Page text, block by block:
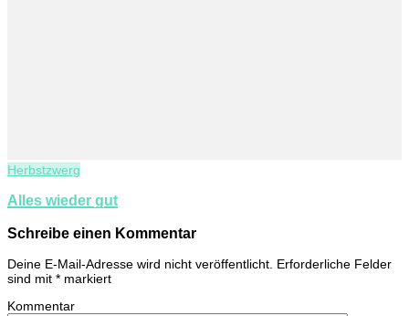
Herbstzwerg
Alles wieder gut
Schreibe einen Kommentar
Deine E-Mail-Adresse wird nicht veröffentlicht. Erforderliche Felder
sind mit * markiert
Kommentar